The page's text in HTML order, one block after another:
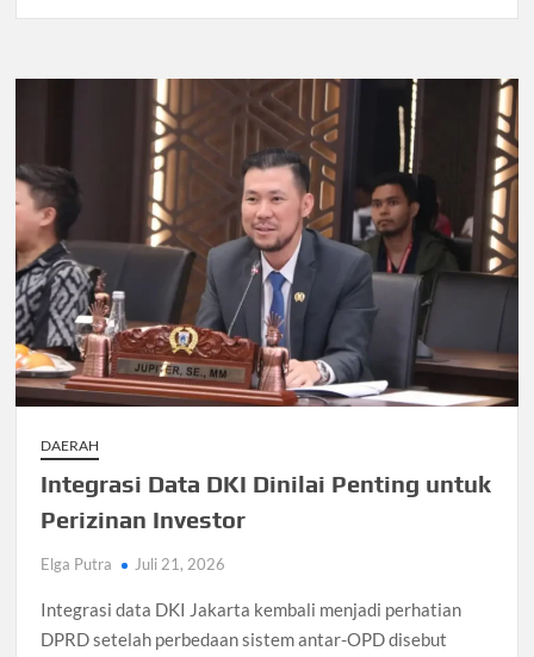
DAERAH
Integrasi Data DKI Dinilai Penting untuk
Perizinan Investor
Elga Putra Juli 21, 2026
Integrasi data DKI Jakarta kembali menjadi perhatian
DPRD setelah perbedaan sistem antar-OPD disebut